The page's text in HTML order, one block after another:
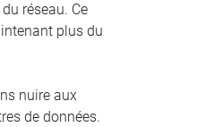
réseau. Ce
plus du
nuire aux
de données.